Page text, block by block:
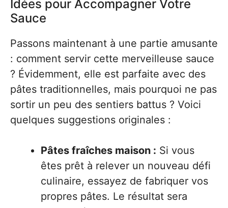
Idées pour Accompagner Votre
Sauce
Passons maintenant à une partie amusante
: comment servir cette merveilleuse sauce
? Évidemment, elle est parfaite avec des
pâtes traditionnelles, mais pourquoi ne pas
sortir un peu des sentiers battus ? Voici
quelques suggestions originales :
Pâtes fraîches maison : Si vous
êtes prêt à relever un nouveau défi
culinaire, essayez de fabriquer vos
propres pâtes. Le résultat sera